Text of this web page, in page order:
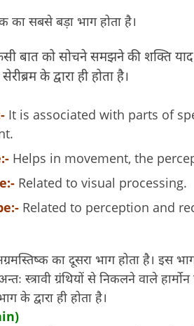
का सबसे बड़ा भाग होता है।
बात को सोचने समझने की शक्ति
के द्वारा ही होता है।
It is associated with parts of
Helps in movement, the
Related to visual processing.
Related to perception and
का दूसरा भाग होता है। इस
स्त्रावी ग्रंथियों से निकलने वाले
के द्वारा ही होता है।